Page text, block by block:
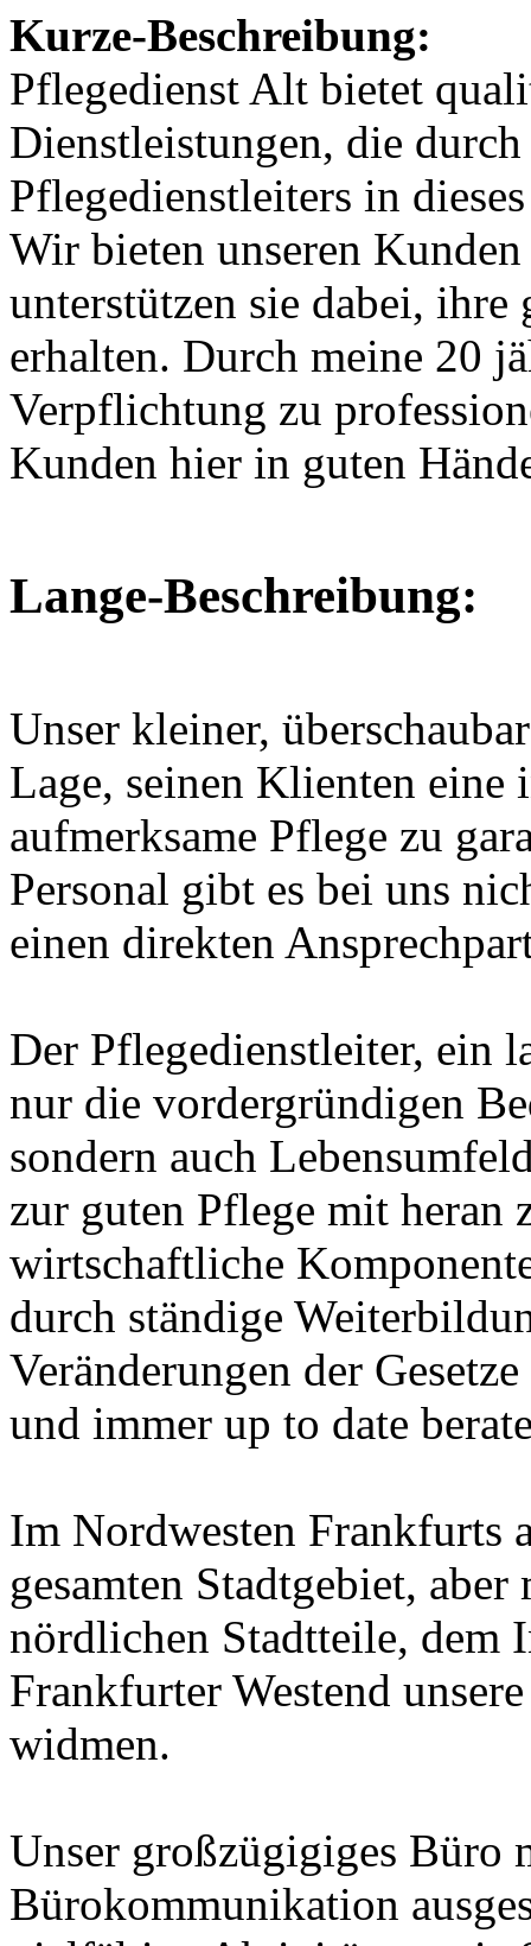
Kurze-Beschreibung:
Pflegedienst Alt bietet
Dienstleistungen, die
Pflegedienstleiters in
Wir bieten unseren
unterstützen sie dabei, ihre
erhalten. Durch meine 20
Verpflichtung zu
Kunden hier in guten
Lange-Beschreibung:
Unser kleiner,
Lage, seinen Klienten
aufmerksame Pflege zu
Personal gibt es bei uns
einen direkten
Der Pflegedienstleiter, ein
nur die vordergründigen
sondern auch
zur guten Pflege mit heran
wirtschaftliche
durch ständige
Veränderungen der
und immer up to date
Im Nordwesten Frankfurts
gesamten Stadtgebiet,
nördlichen Stadtteile, dem
Frankfurter Westend
widmen.
Unser großzügigiges Büro
Bürokommunikation